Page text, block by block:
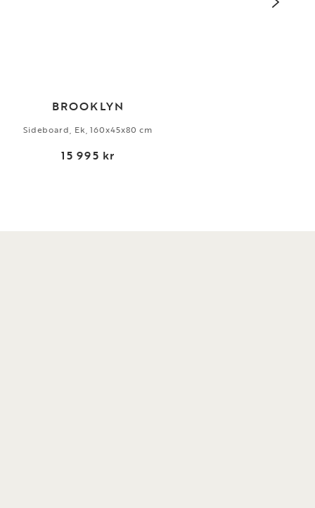
BROOKLYN
Sideboard, Ek, 160x45x80 cm
15 995 kr